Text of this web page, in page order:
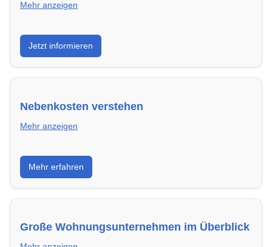
Mehr anzeigen
Wie du in Greifswald mit einer überzeugenden
Bewerbung die besten Chancen auf deine
Traumwohnung hast – inklusive Mustervorlagen.
Jetzt informieren
Nebenkosten verstehen
Mehr anzeigen
Erfahre, welche Nebenkosten rechtmäßig sind und
wie du deine monatliche Belastung optimieren
kannst.
Mehr erfahren
Große Wohnungsunternehmen im Überblick